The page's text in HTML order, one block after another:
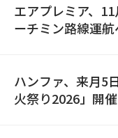
エアプレミア、
ーチミン路線運
ハンファ、来月5
火祭り2026」開